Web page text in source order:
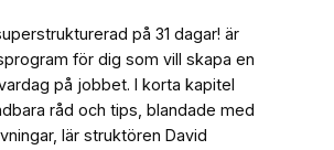
på 31 dagar! är
för dig som vill skapa en
på jobbet. I korta kapitel
råd och tips, blandade med
lär struktören David